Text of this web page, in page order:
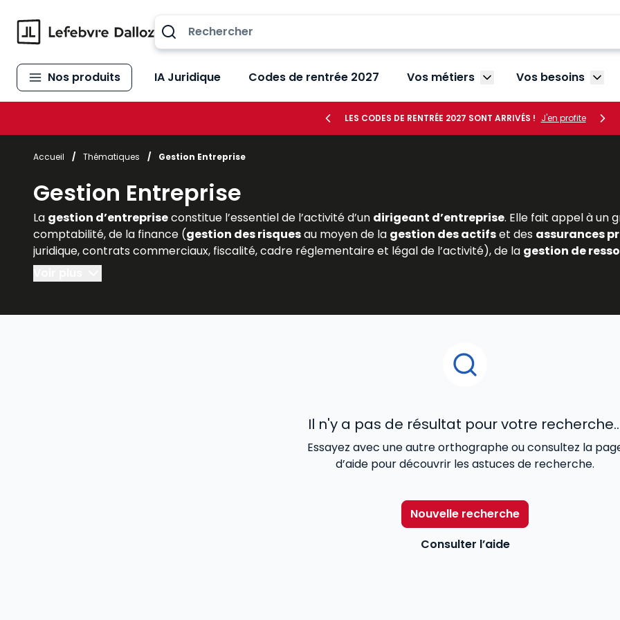
Nos produits IA Juridique Codes de rentrée 2027 Vos métiers Afficher le sous-menu
Vos besoins
LES CODES DE RENTRÉE 2027 SONT ARRIVÉS ! J'en profite
Accueil / Thématiques / Gestion Entreprise
Gestion Entreprise
La gestion d’entrepriseconstitue l’essentiel de l’activité d’un dirigeant d’entreprise. Elle fait appel à un
comptabilité, de la finance (gestion des risquesau moyen de la gestion des actifset des assurances
juridique, contrats commerciaux, fiscalité, cadre réglementaire et légal de l’activité), de la gestion de
Il n'y a pas de résultat pour votre
Essayez avec une autre orthographe ou consultez la
d’aide pour découvrir les astuces de recherche.
Nouvelle recherche
Consulter l’aide